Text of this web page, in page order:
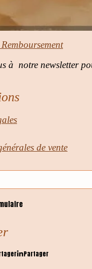
à notre newsletter
de vente
Partager